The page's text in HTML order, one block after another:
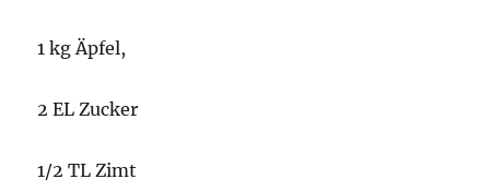
1 kg Äpfel,
2 EL Zucker
1/2 TL Zimt